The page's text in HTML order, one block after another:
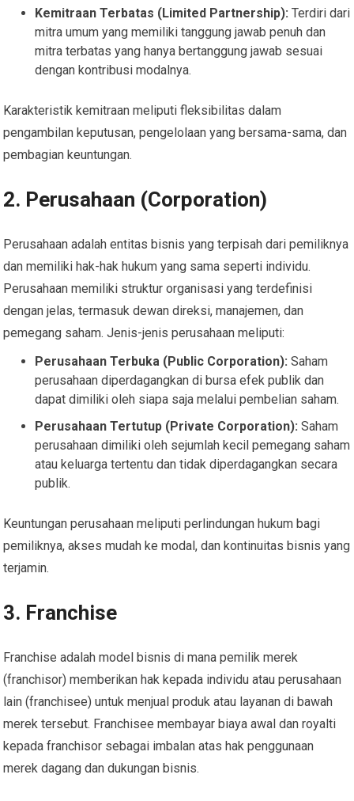
Kemitraan Terbatas (Limited Partnership): Terdiri dari
mitra umum yang memiliki tanggung jawab penuh dan
mitra terbatas yang hanya bertanggung jawab sesuai
dengan kontribusi modalnya.
Karakteristik kemitraan meliputi fleksibilitas dalam
pengambilan keputusan, pengelolaan yang bersama-sama, dan
pembagian keuntungan.
2. Perusahaan (Corporation)
Perusahaan adalah entitas bisnis yang terpisah dari pemiliknya
dan memiliki hak-hak hukum yang sama seperti individu.
Perusahaan memiliki struktur organisasi yang terdefinisi
dengan jelas, termasuk dewan direksi, manajemen, dan
pemegang saham. Jenis-jenis perusahaan meliputi:
Perusahaan Terbuka (Public Corporation): Saham
perusahaan diperdagangkan di bursa efek publik dan
dapat dimiliki oleh siapa saja melalui pembelian saham.
Perusahaan Tertutup (Private Corporation): Saham
perusahaan dimiliki oleh sejumlah kecil pemegang saham
atau keluarga tertentu dan tidak diperdagangkan secara
publik.
Keuntungan perusahaan meliputi perlindungan hukum bagi
pemiliknya, akses mudah ke modal, dan kontinuitas bisnis yang
terjamin.
3. Franchise
Franchise adalah model bisnis di mana pemilik merek
(franchisor) memberikan hak kepada individu atau perusahaan
lain (franchisee) untuk menjual produk atau layanan di bawah
merek tersebut. Franchisee membayar biaya awal dan royalti
kepada franchisor sebagai imbalan atas hak penggunaan
merek dagang dan dukungan bisnis.